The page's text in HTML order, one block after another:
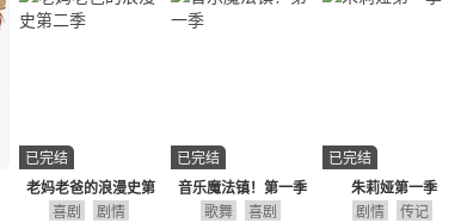
老妈老爸的浪漫史第
二季
已完结
喜剧 剧情
音乐魔法镇！第一季
已完结
歌舞 喜剧
朱莉娅第一季
已完结
剧情 传记